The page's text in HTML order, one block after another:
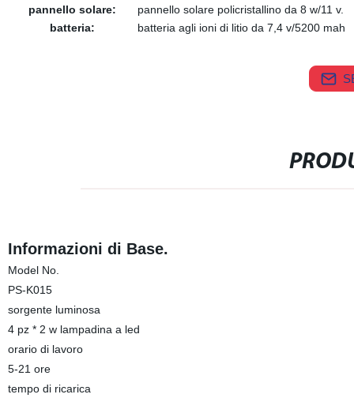
pannello solare:
pannello solare policristallino da 8 w/11 v.
batteria:
batteria agli ioni di litio da 7,4 v/5200 mah
Informazioni di Base.
Model No.
PS-K015
sorgente luminosa
4 pz * 2 w lampadina a led
orario di lavoro
5-21 ore
tempo di ricarica